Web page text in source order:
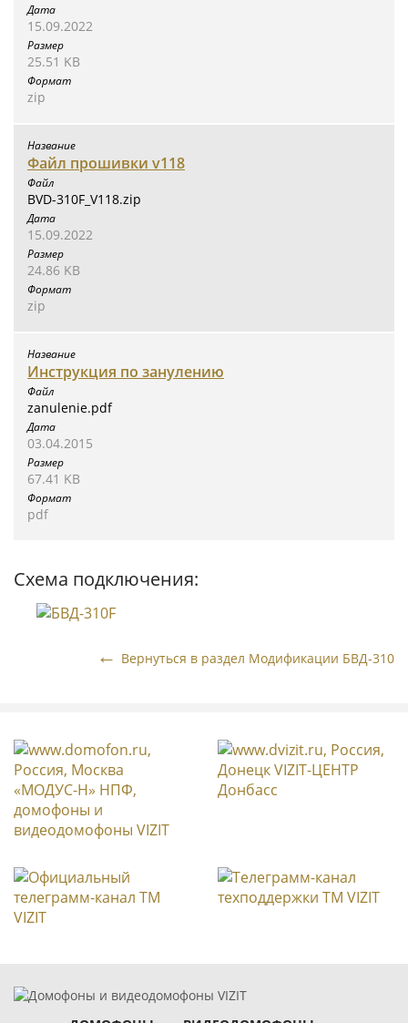
15.09.2022
25.51 KB
zip
Файл прошивки v118
BVD-310F_V118.zip
15.09.2022
24.86 KB
zip
Инструкция по занулению
zanulenie.pdf
03.04.2015
67.41 KB
pdf
Схема подключения:
Вернуться в раздел Модификации БВД-310